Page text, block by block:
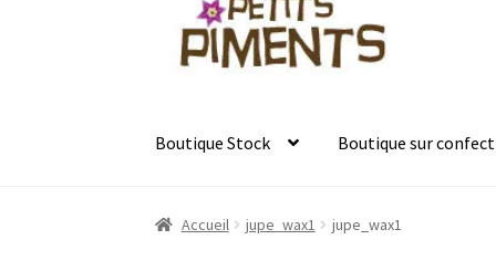
Boutique Stock Boutique sur
Accueil jupe_wax1 jupe_wax1